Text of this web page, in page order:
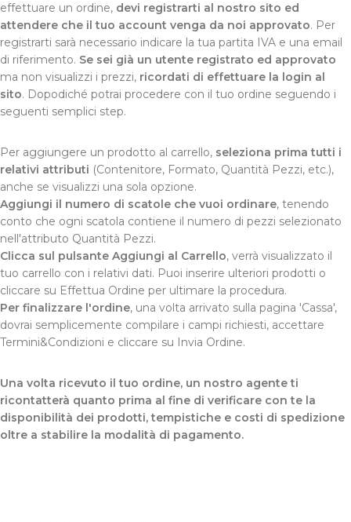
effettuare un ordine, devi registrarti al nostro sito ed
attendere che il tuo account venga da noi approvato. Per
registrarti sarà necessario indicare la tua partita IVA e una email
di riferimento. Se sei già un utente registrato ed approvato
ma non visualizzi i prezzi, ricordati di effettuare la login al
sito. Dopodiché potrai procedere con il tuo ordine seguendo i
seguenti semplici step.
Per aggiungere un prodotto al carrello, seleziona prima tutti i
relativi attributi (Contenitore, Formato, Quantità Pezzi, etc.),
anche se visualizzi una sola opzione.
Aggiungi il numero di scatole che vuoi ordinare, tenendo
conto che ogni scatola contiene il numero di pezzi selezionato
nell'attributo Quantità Pezzi.
Clicca sul pulsante Aggiungi al Carrello, verrà visualizzato il
tuo carrello con i relativi dati. Puoi inserire ulteriori prodotti o
cliccare su Effettua Ordine per ultimare la procedura.
Per finalizzare l'ordine, una volta arrivato sulla pagina 'Cassa',
dovrai semplicemente compilare i campi richiesti, accettare
Termini&Condizioni e cliccare su Invia Ordine.
Una volta ricevuto il tuo ordine, un nostro agente ti
ricontatterà quanto prima al fine di verificare con te la
disponibilità dei prodotti, tempistiche e costi di spedizione
oltre a stabilire la modalità di pagamento.